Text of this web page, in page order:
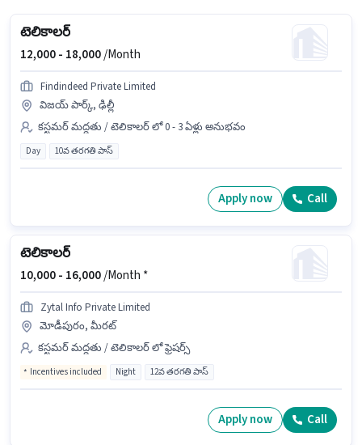
టెలికాలర్
12,000 - 18,000/Month
Findindeed Private Limited
విజయ్ పార్క్, ఢిల్లీ
కస్టమర్ మద్దతు / టెలికాలర్ లో 0 - 3 ఏళ్లు అనుభవం
Day 10వ తరగతి పాస్
Apply now Call
టెలికాలర్
10,000 - 16,000/Month *
Zytal Info Private Limited
మోడీపురం, మీరట్
కస్టమర్ మద్దతు / టెలికాలర్ లో ఫ్రెషర్స్
Incentives included Night 12వ తరగతి పాస్
Apply now Call